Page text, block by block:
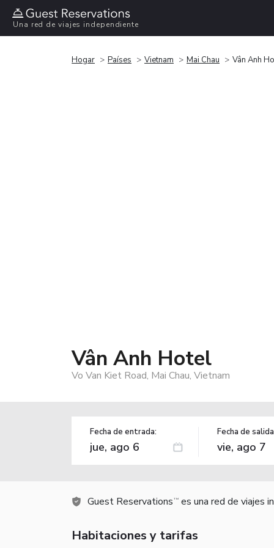
Una red de viajes independiente
Hogar Países Vietnam Mai Chau Vân Anh
Vân Anh Hotel
Vo Van Kiet Road, Mai Chau, Vietnam
Fecha de entrada: Fecha de
Guest Reservations TM es una red de viajes
Habitaciones y tarifas